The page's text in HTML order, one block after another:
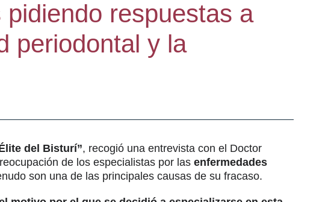
respuestas a
periodontal y la
del Bisturí”, recogió una entrevista con el Doctor
de los especialistas por las enfermedades
son una de las principales causas de su fracaso.